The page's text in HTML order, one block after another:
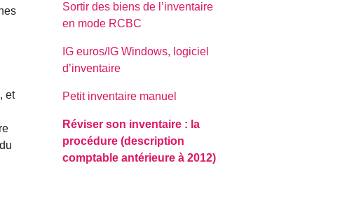
et
Sortir des biens de l’inventaire
en mode RCBC
IG euros/IG Windows, logiciel
d’inventaire
Petit inventaire manuel
Réviser son inventaire : la
procédure (description
comptable antérieure à 2012)